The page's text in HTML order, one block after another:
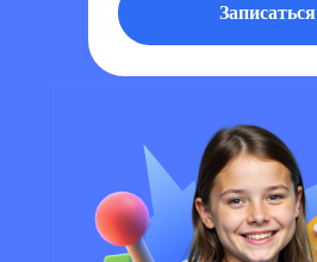
Записаться